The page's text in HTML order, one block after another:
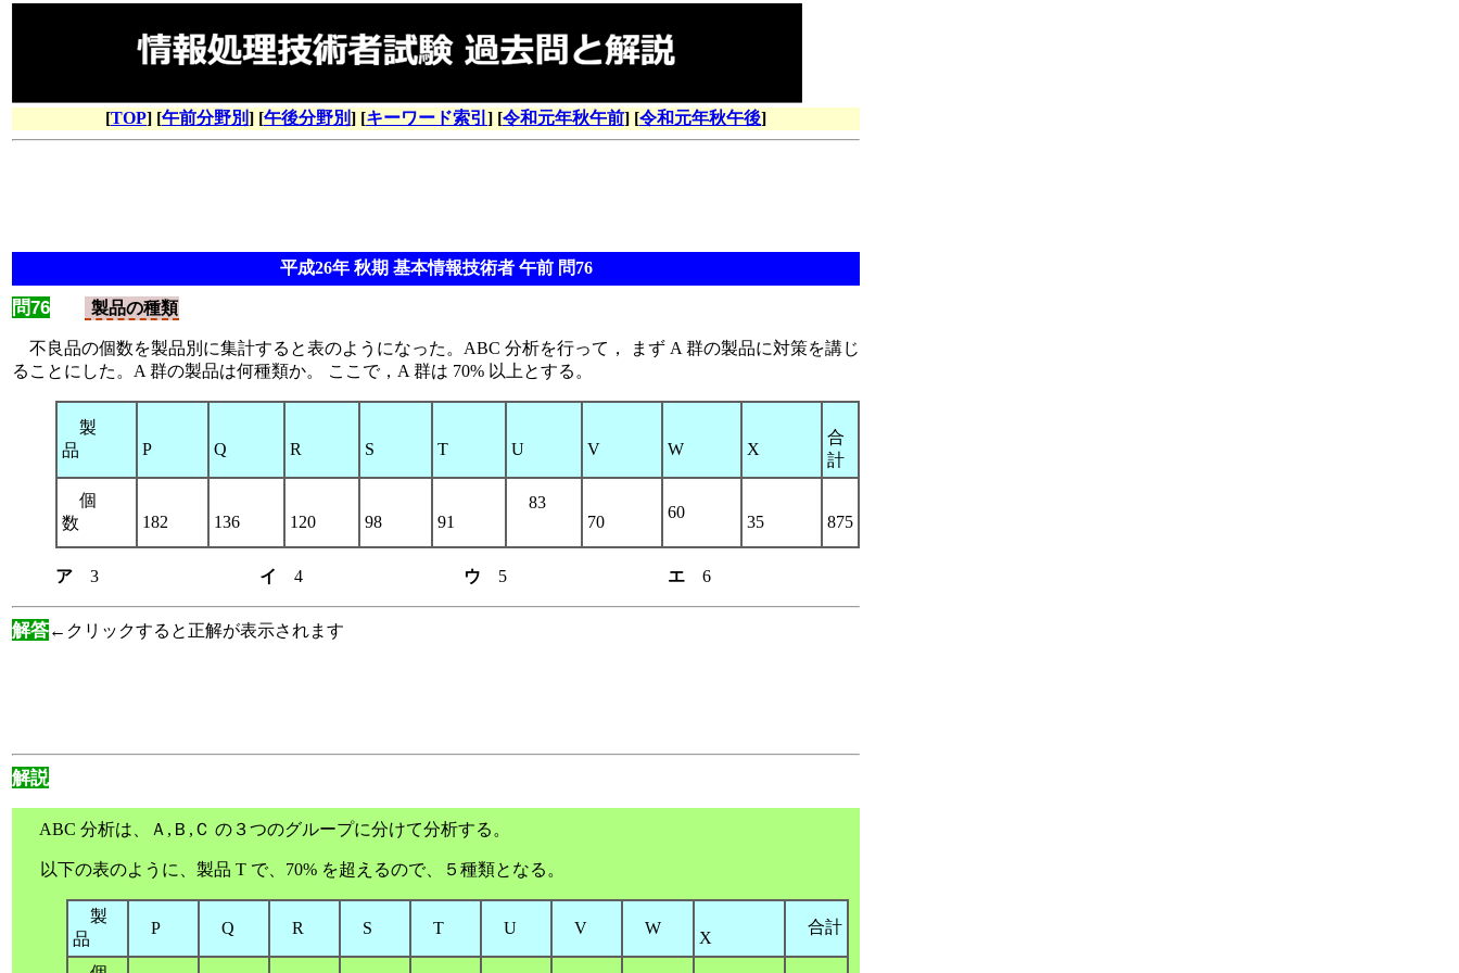
[TOP] [午前分野別] [午後分野別] [キーワード索引 ] [令和元年秋午前] [令和元年秋午後]
平成26年 秋期 基本情報技術者 午前 問76
問76 製品の種類
不良品の個数を製品別に集計すると表のようになった。ABC 分析を行って， まず A 群の製品に対策を講じ
ることにした。A 群の製品は何種類か。 ここで，A 群は 70% 以上とする。
製
品
P Q R S T U V W X
合
計
個
数
182 136 120 98 91
83
70
60
35 875
ア 3 イ 4 ウ 5 エ 6
解答←クリックすると正解が表示されます
解説
ABC 分析は、Ａ,Ｂ,Ｃ の３つのグループに分けて分析する。
以下の表のように、製品 T で、70% を超えるので、５種類となる。
製
品
P Q R S T U V W
X
合計